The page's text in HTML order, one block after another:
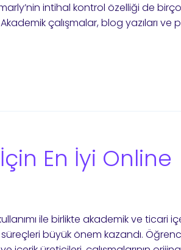
intihal kontrol özelliği de
çalışmalar, blog yazıları ve
En İyi Online
ile birlikte akademik ve ticari
büyük önem kazandı.